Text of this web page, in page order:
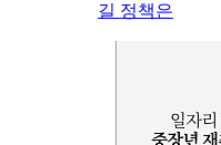
길 정책은